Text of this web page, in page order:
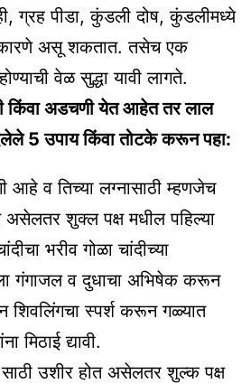
ग्रह पीडा, कुंडली दोष, कुंडलीमध्ये
असू शकतात. तसेच एक
वेळ सुद्धा यावी लागते.
किंवा अडचणी येत आहेत तर लाल
5 उपाय किंवा तोटके करून पहा:
आहे व तिच्या लग्नासाठी म्हणजेच
असेलतर शुक्ल पक्ष मधील पहिल्या
भरीव गोळा चांदीच्या
गंगाजल व दुधाचा अभिषेक करून
शिवलिंगचा स्पर्श करून गळ्यात
मिठाई द्यावी.
साठी उशीर होत असेलतर शुल्क पक्ष